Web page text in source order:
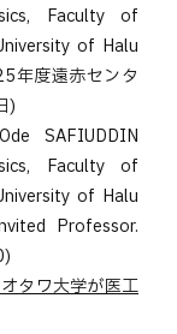
Faculty of
of Halu
年度遠赤センタ
)
SAFIUDDIN
Faculty of
of Halu
Professor.
タワ大学が医工